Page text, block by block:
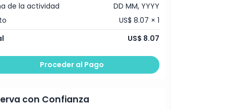
de la actividad
DD MM, YYYY
US$ 8.07 × 1
US$ 8.07
Proceder al Pago
con Confianza